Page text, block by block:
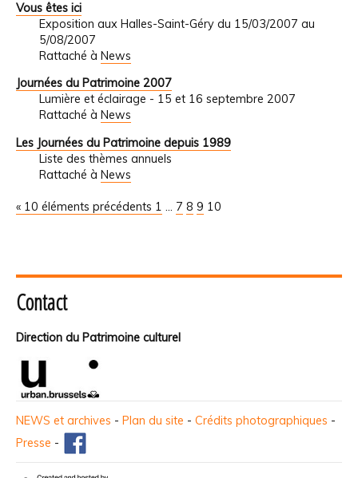
Vous êtes ici
Exposition aux Halles-Saint-Géry du 15/03/2007 au
5/08/2007
Rattaché à News
Journées du Patrimoine 2007
Lumière et éclairage - 15 et 16 septembre 2007
Rattaché à News
Les Journées du Patrimoine depuis 1989
Liste des thèmes annuels
Rattaché à News
« 10 éléments précédents 1 ... 7 8 9 10
Contact
Direction du Patrimoine culturel
NEWS et archives - Plan du site - Crédits photographiques -
Presse -